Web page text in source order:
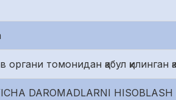
томонидан қабул қилинган
DAROMADLARNI HISOBLASH